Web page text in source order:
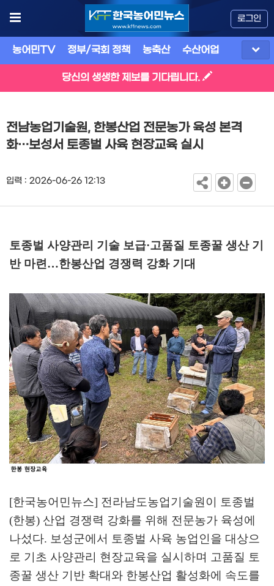
로그인
농어민TV 정부/국회 정책 농축산 수산어업
당신의 생생한 제보를 기다립니다.
전남농업기술원, 한봉산업 전문농가 육성 본격
화…보성서 토종벌 사육 현장교육 실시
입력 : 2026-06-26 12:13
토종벌 사양관리 기술 보급·고품질 토종꿀 생산 기
반 마련 …한봉산업 경쟁력 강화 기대
[한국농어민뉴스] 전라남도농업기술원이 토종벌
(한봉) 산업 경쟁력 강화를 위해 전문농가 육성에
나섰다. 보성군에서 토종벌 사육 농업인을 대상으
로 기초 사양관리 현장교육을 실시하며 고품질 토
종꿀 생산 기반 확대와 한봉산업 활성화에 속도를